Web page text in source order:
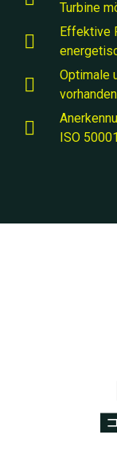
Turbine
Effektive
Optimale
ISO 50001